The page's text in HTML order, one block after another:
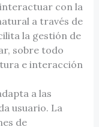
con la
a través de
la gestión de
sobre todo
e interacción
a las
usuario. La
de